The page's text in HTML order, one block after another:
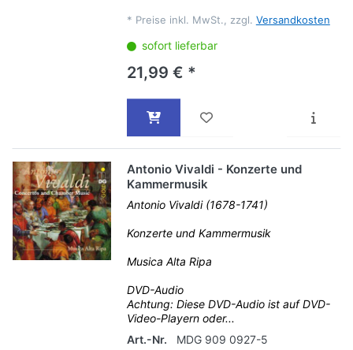
* Preise inkl. MwSt., zzgl. Versandkosten
sofort lieferbar
21,99 € *
Antonio Vivaldi - Konzerte und
Kammermusik
Antonio Vivaldi (1678-1741)
Konzerte und Kammermusik
Musica Alta Ripa
DVD-Audio
Achtung: Diese DVD-Audio ist auf DVD-
Video-Playern oder...
Art.-Nr.
MDG 909 0927-5